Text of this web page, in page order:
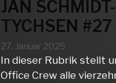
JAN SCHMIDT-
TYCHSEN #27
27. Januar 2025
In dieser Rubrik stellt
Office Crew alle